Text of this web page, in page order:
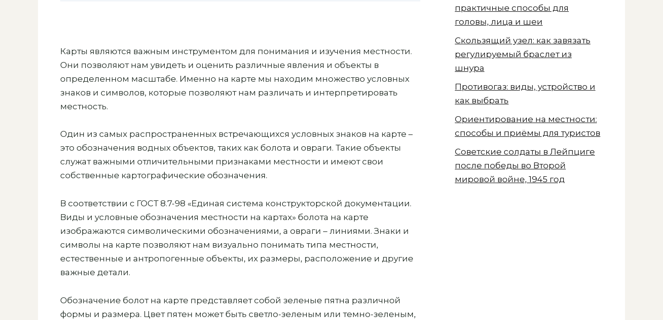
Карты являются важным инструментом для понимания и изучения местности.
Они позволяют нам увидеть и оценить различные явления и объекты в
определенном масштабе. Именно на карте мы находим множество условных
знаков и символов, которые позволяют нам различать и интерпретировать
местность.
Один из самых распространенных встречающихся условных знаков на карте –
это обозначения водных объектов, таких как болота и овраги. Такие объекты
служат важными отличительными признаками местности и имеют свои
собственные картографические обозначения.
В соответствии с ГОСТ 8.7-98 «Единая система конструкторской документации.
Виды и условные обозначения местности на картах» болота на карте
изображаются символическими обозначениями, а овраги – линиями. Знаки и
символы на карте позволяют нам визуально понимать типа местности,
естественные и антропогенные объекты, их размеры, расположение и другие
важные детали.
Обозначение болот на карте представляет собой зеленые пятна различной
формы и размера. Цвет пятен может быть светло-зеленым или темно-зеленым,
практичные способы для
головы, лица и шеи
Скользящий узел: как завязать
регулируемый браслет из
шнура
Противогаз: виды, устройство и
как выбрать
Ориентирование на местности:
способы и приёмы для туристов
Советские солдаты в Лейпциге
после победы во Второй
мировой войне, 1945 год